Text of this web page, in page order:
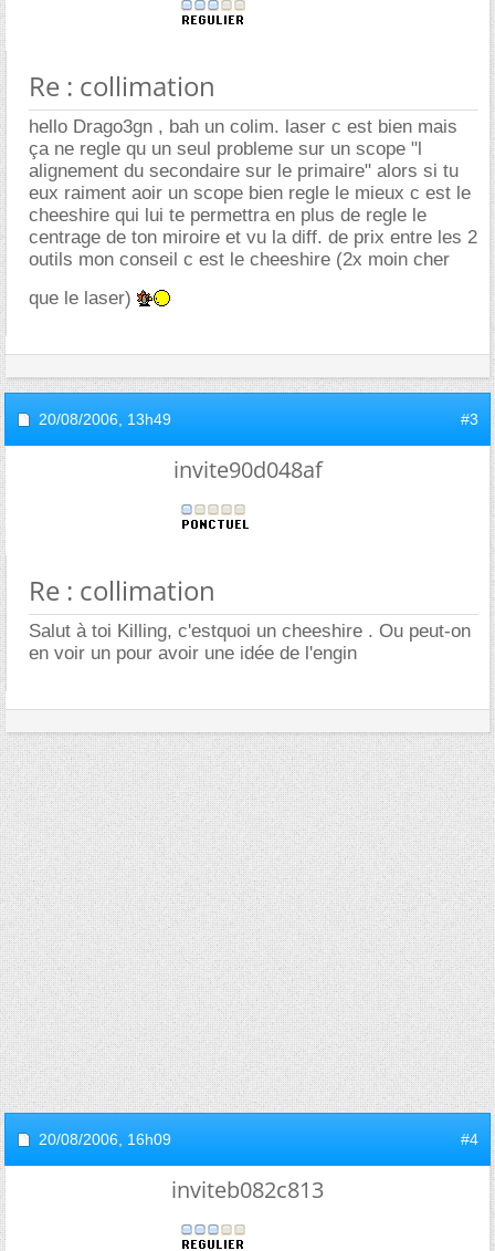
Re : collimation
hello Drago3gn , bah un colim. laser c est bien mais
ça ne regle qu un seul probleme sur un scope "l
alignement du secondaire sur le primaire" alors si tu
eux raiment aoir un scope bien regle le mieux c est le
cheeshire qui lui te permettra en plus de regle le
centrage de ton miroire et vu la diff. de prix entre les 2
outils mon conseil c est le cheeshire (2x moin cher
que le laser)
20/08/2006, 13h49 #3
invite90d048af
Re : collimation
Salut à toi Killing, c'estquoi un cheeshire . Ou peut-on
en voir un pour avoir une idée de l'engin
20/08/2006, 16h09 #4
inviteb082c813